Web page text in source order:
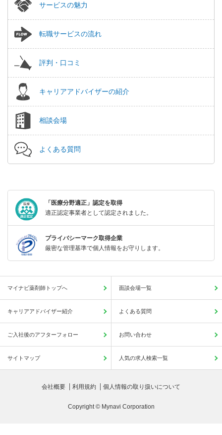
サービスの魅力
転職サービスの流れ
評判・口コミ
キャリアアドバイザーの紹介
相談会場
よくある質問
「医療分野適正」認定を取得
適正認定事業者として認定されました。
プライバシーマーク取得企業
厳密な管理基準で個人情報をお守りします。
マイナビ薬剤師トップへ 面談会場一覧
キャリアアドバイザー紹介 よくある質問
ご入社後のアフターフォロー お問い合わせ
サイトマップ 人気の求人検索一覧
会社概要 利用規約 個人情報の取り扱いについて
Copyright © Mynavi Corporation